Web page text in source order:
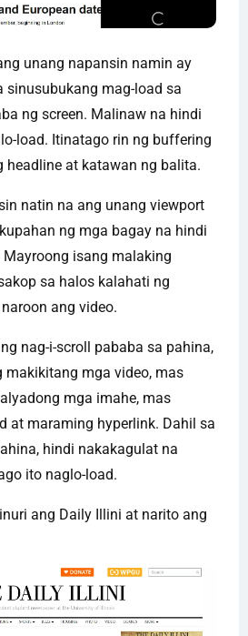
unang napansin namin ay
sinusubukang mag-load sa
ng screen. Malinaw na hindi
load. Itinatago rin ng buffering
headline at katawan ng balita.
natin na ang unang viewport
ng mga bagay na hindi
isang malaking
sa halos kalahati ng
ang video.
nag-i-scroll pababa sa pahina,
makikitang mga video, mas
mga imahe, mas
at maraming hyperlink. Dahil sa
hindi nakakagulat na
ito naglo-load.
ang Daily Illini at narito ang